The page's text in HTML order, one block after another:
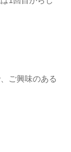
ご興味のある